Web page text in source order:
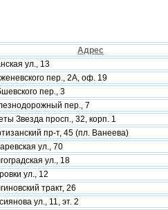
Адрес
ул., 13
пер., 2A, оф. 19
пер., 3
пер., 7
Звезда просп., 32, корп. 1
пр-т, 45 (пл. Ванеева)
ул., 70
ул., 18
ул., 12
тракт, 26
ул., 11, эт. 2